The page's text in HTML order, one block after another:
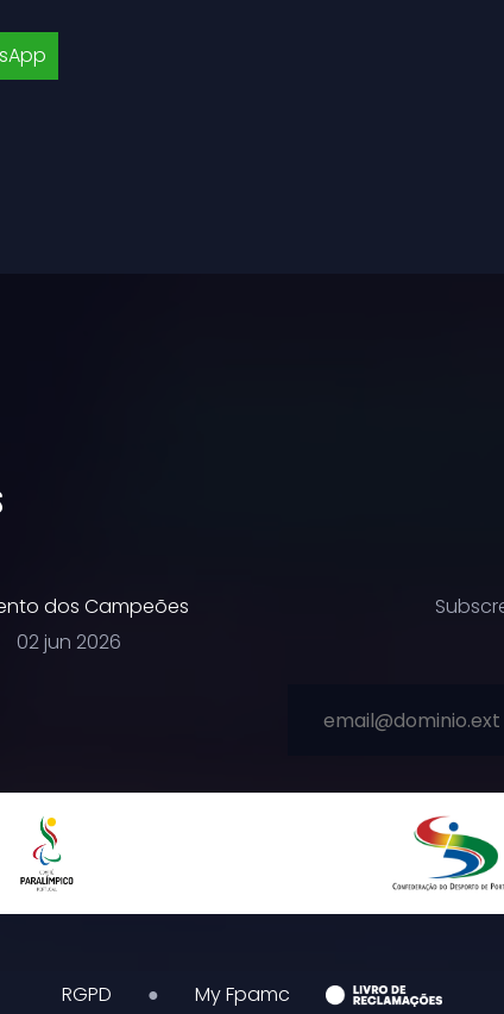
dos Campeões
02 jun 2026
RGPD ● My Fpamc